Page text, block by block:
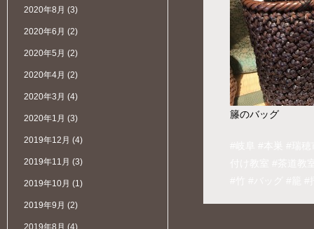
2020年8月 (3)
2020年6月 (2)
2020年5月 (2)
2020年4月 (2)
2020年3月 (4)
2020年1月 (3)
2019年12月 (4)
2019年11月 (3)
2019年10月 (1)
2019年9月 (2)
2019年8月 (4)
籐のバッグ